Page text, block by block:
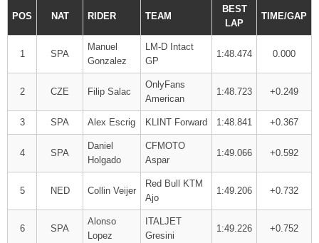
POS NAT RIDER TEAM
BEST
LAP
TIME/GAP
1 SPA
Manuel
Gonzalez
LM-D Intact
GP
1:48.474 0.000
2 CZE Filip Salac
OnlyFans
American
1:48.723 +0.249
3 SPA Alex Escrig KLINT Forward 1:48.841 +0.367
4 SPA
Daniel
Holgado
CFMOTO
Aspar
1:49.066 +0.592
5 NED Collin Veijer
Red Bull KTM
Ajo
1:49.206 +0.732
6 SPA
Alonso
Lopez
ITALJET
Gresini
1:49.226 +0.752